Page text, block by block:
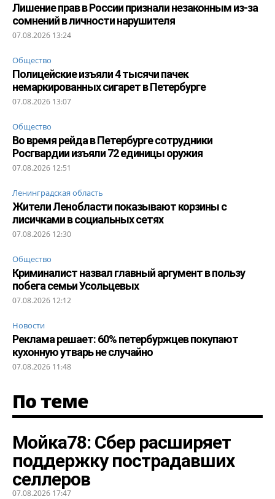
Лишение прав в России признали незаконным из-за
сомнений в личности нарушителя
07.08.2026 13:24
Общество
Полицейские изъяли 4 тысячи пачек
немаркированных сигарет в Петербурге
07.08.2026 13:07
Общество
Во время рейда в Петербурге сотрудники
Росгвардии изъяли 72 единицы оружия
07.08.2026 12:51
Ленинградская область
Жители Ленобласти показывают корзины с
лисичками в социальных сетях
07.08.2026 12:30
Общество
Криминалист назвал главный аргумент в пользу
побега семьи Усольцевых
07.08.2026 12:12
Новости
Реклама решает: 60% петербуржцев покупают
кухонную утварь не случайно
07.08.2026 11:48
По теме
Мойка78: Сбер расширяет
поддержку пострадавших
селлеров
07.08.2026 17:47